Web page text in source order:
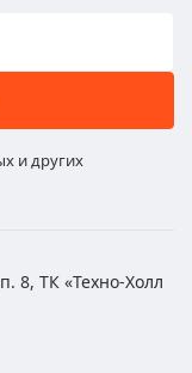
и других
8, ТК «Техно-Холл